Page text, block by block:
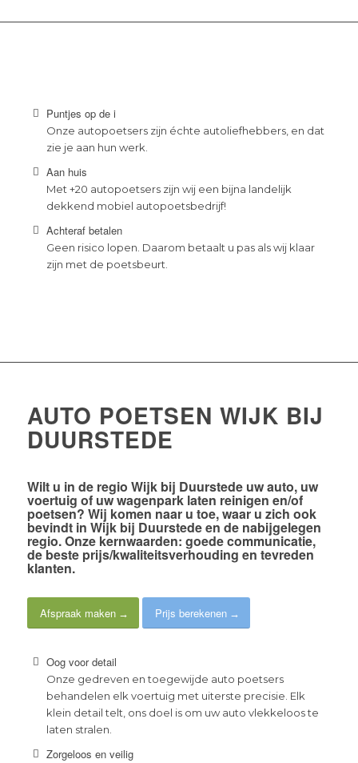
Puntjes op de i
Onze autopoetsers zijn échte autoliefhebbers, en dat
zie je aan hun werk.
Aan huis
Met +20 autopoetsers zijn wij een bijna landelijk
dekkend mobiel autopoetsbedrijf!
Achteraf betalen
Geen risico lopen. Daarom betaalt u pas als wij klaar
zijn met de poetsbeurt.
AUTO POETSEN WIJK BIJ
DUURSTEDE
Wilt u in de regio Wijk bij Duurstedeuw auto, uw
voertuig of uw wagenpark laten reinigen en/of
poetsen? Wij komen naar u toe, waar u zich ook
bevindt in Wijk bij Duurstede en de nabijgelegen
regio. Onze kernwaarden: goede communicatie,
debeste prijs/kwaliteitsverhouding en tevreden
klanten.
Afspraak maken Prijs berekenen
Oog voor detail
Onze gedreven en toegewijde auto poetsers
behandelen elk voertuig met uiterste precisie. Elk
klein detail telt, ons doel is om uw auto vlekkeloos te
laten stralen.
Zorgeloos en veilig